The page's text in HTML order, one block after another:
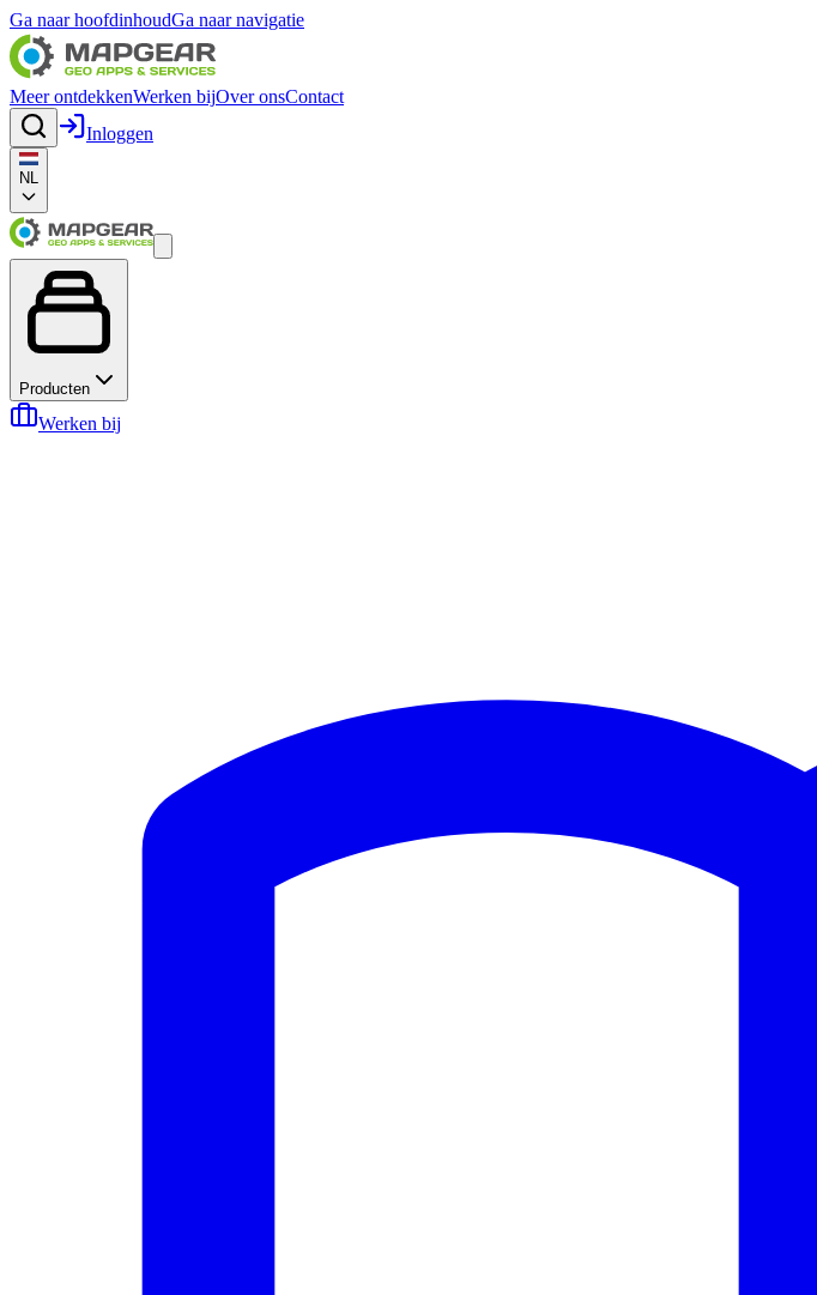
Ga naar hoofdinhoudGa naar navigatie
Meer ontdekkenWerken bijOver onsContact
Inloggen
NL
Producten
Werken bij